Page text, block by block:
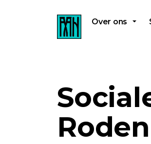
Over ons